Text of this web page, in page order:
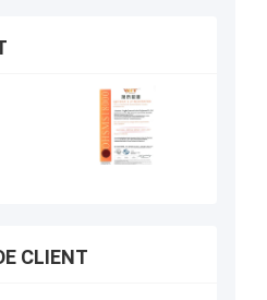
CLIENT